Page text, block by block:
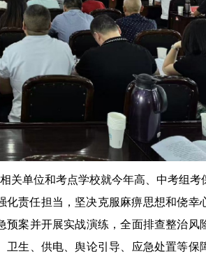
关单位和考点学校就今年高、中考组考
责任担当，坚决克服麻痹思想和侥幸
案并开展实战演练，全面排查整治风
生、供电、舆论引导、应急处置等保